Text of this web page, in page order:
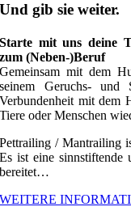
Und gib sie weiter.
Starte mit uns deine
zum (Neben-)Beruf
Gemeinsam mit dem
seinem Geruchs- und
Verbundenheit mit dem
Tiere oder Menschen
Pettrailing / Mantrailing
Es ist eine
bereitet…
WEITERE